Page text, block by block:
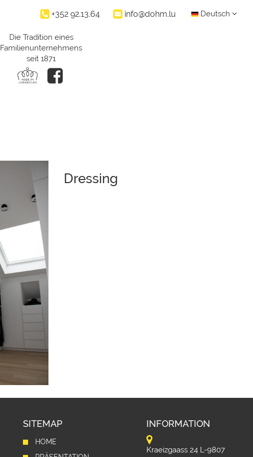
+352 92.13.64 info@dohm.lu Deutsch
Die Tradition eines
Familienunternehmens
seit 1871
Dressing
SITEMAP
HOME
INFORMATION
Kraeizgaass 24 L-9807